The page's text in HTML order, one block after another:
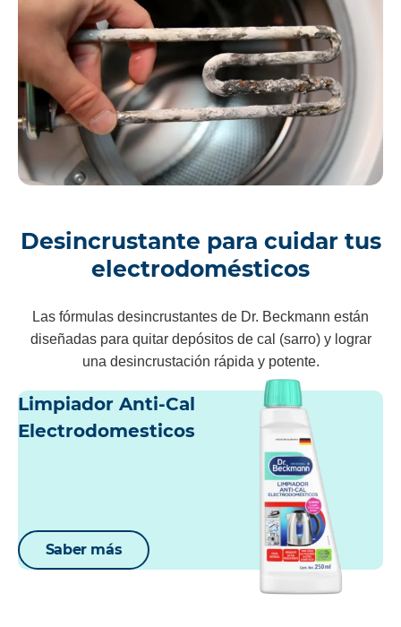
Desincrustante para cuidar tus
electrodomésticos
Las fórmulas desincrustantes de Dr. Beckmann están
diseñadas para quitar depósitos de cal (sarro) y lograr
una desincrustación rápida y potente.
Limpiador Anti-Cal
Electrodomesticos
Saber más